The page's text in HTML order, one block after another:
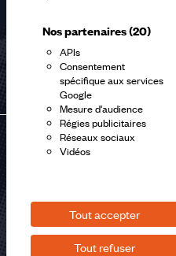
Nos partenaires(20)
APIs
Consentement
spécifique aux services
Google
Mesure d'audience
Régies publicitaires
Réseaux sociaux
Vidéos
Tout accepter
Tout refuser
Vous souhaitez